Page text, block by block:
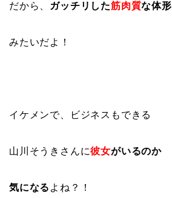
だから、 ガッチリした筋肉質な体形
みたいだよ！
イケメンで、ビジネスもできる
山川そうきさんに彼女がいるのか
気になる よね？！